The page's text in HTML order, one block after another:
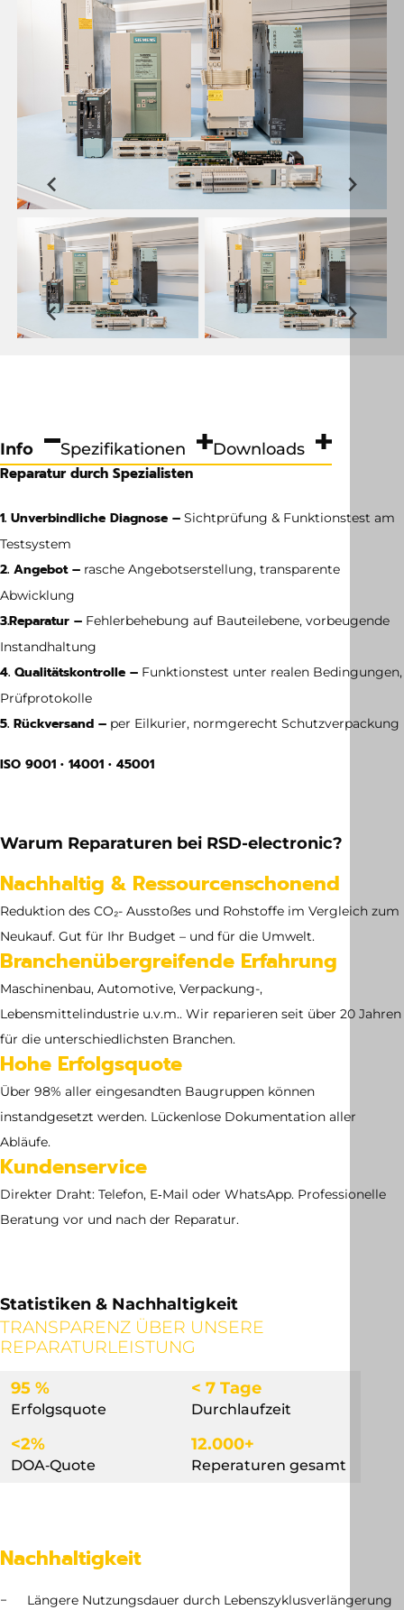
Info
Reparatur durch Spezialisten
1. Unverbindliche Diagnose – Sichtprüfung & Funktionstest am
Testsystem
2. Angebot – rasche Angebotserstellung, transparente
Abwicklung
3.Reparatur – Fehlerbehebung auf Bauteilebene, vorbeugende
Instandhaltung
4. Qualitätskontrolle – Funktionstest unter realen Bedingungen,
Prüfprotokolle
5. Rückversand – per Eilkurier, normgerecht Schutzverpackung
ISO 9001 • 14001 • 45001
Spezifikationen
Abmessung
Downloads
Warum Reparaturen bei RSD-electronic?
Nachhaltig & Ressourcenschonend
Reduktion des CO₂- Ausstoßes und Rohstoffe im Vergleich zum
Neukauf. Gut für Ihr Budget – und für die Umwelt.
Branchenübergreifende Erfahrung
Maschinenbau, Automotive, Verpackung-,
Lebensmittelindustrie u.v.m.. Wir reparieren seit über 20 Jahren
für die unterschiedlichsten Branchen.
Hohe Erfolgsquote
Über 98% aller eingesandten Baugruppen können
instandgesetzt werden. Lückenlose Dokumentation aller
Abläufe.
Kundenservice
Direkter Draht: Telefon, E‑Mail oder WhatsApp. Professionelle
Beratung vor und nach der Reparatur.
Statistiken & Nachhaltigkeit
TRANSPARENZ ÜBER UNSERE
REPARATURLEISTUNG
95 %
Erfolgsquote
< 7 Tage
Durchlaufzeit
<2%
DOA‐Quote
12.000+
Reperaturen gesamt
Nachhaltigkeit
Längere Nutzungsdauer durch Lebenszyklusverlängerung